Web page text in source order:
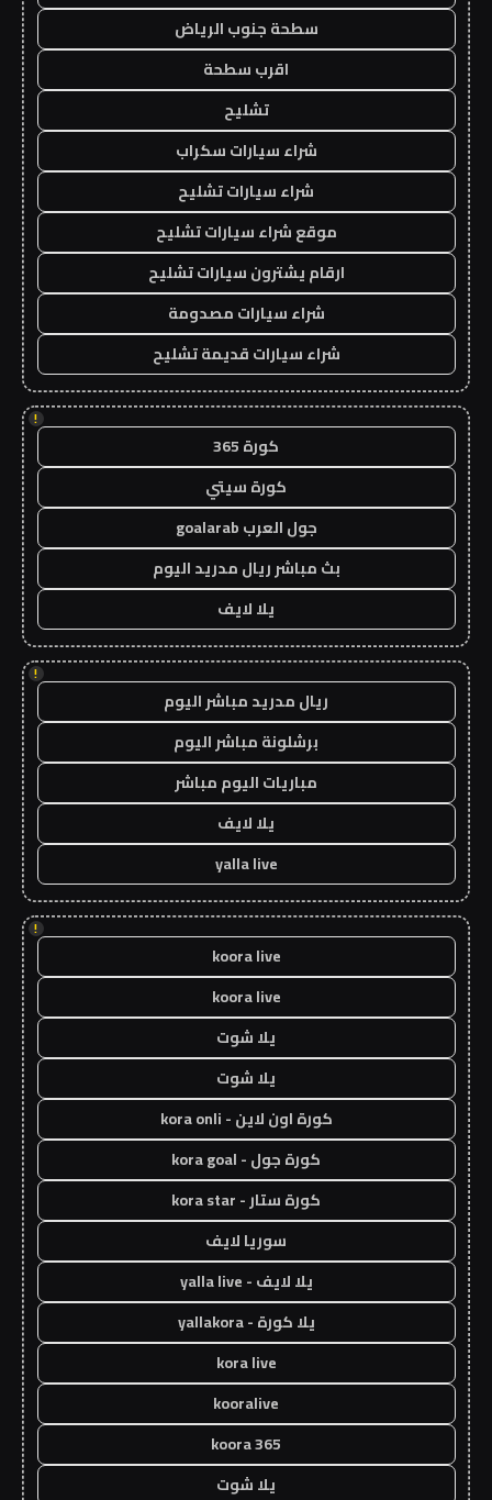
سطحة جنوب الرياض
اقرب سطحة
تشليح
شراء سيارات سكراب
شراء سيارات تشليح
موقع شراء سيارات تشليح
ارقام يشترون سيارات تشليح
شراء سيارات مصدومة
شراء سيارات قديمة تشليح
!
كورة 365
كورة سيتي
جول العرب goalarab
بث مباشر ريال مدريد اليوم
يلا لايف
!
ريال مدريد مباشر اليوم
برشلونة مباشر اليوم
مباريات اليوم مباشر
يلا لايف
yalla live
!
koora live
koora live
يلا شوت
يلا شوت
كورة اون لاين - kora onli
كورة جول - kora goal
كورة ستار - kora star
سوريا لايف
يلا لايف - yalla live
يلا كورة - yallakora
kora live
kooralive
koora 365
يلا شوت